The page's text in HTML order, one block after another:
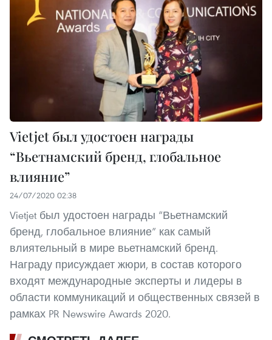
Vietjet был удостоен награды
“Вьетнамский бренд, глобальное
влияние”
24/07/2020 02:38
Vietjet был удостоен награды “Вьетнамский
бренд, глобальное влияние” как самый
влиятельный в мире вьетнамский бренд.
Награду присуждает жюри, в состав которого
входят международные эксперты и лидеры в
области коммуникаций и общественных связей в
рамках PR Newswire Awards 2020.